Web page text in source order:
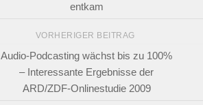
entkam
VORHERIGER BEITRAG
Audio-Podcasting wächst bis zu 100%
– Interessante Ergebnisse der
ARD/ZDF-Onlinestudie 2009